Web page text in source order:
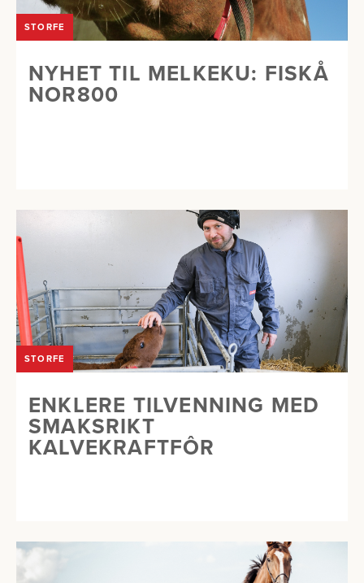
STORFE
NYHET TIL MELKEKU: FISKÅ
NOR800
STORFE
ENKLERE TILVENNING MED
SMAKSRIKT
KALVEKRAFTFÔR